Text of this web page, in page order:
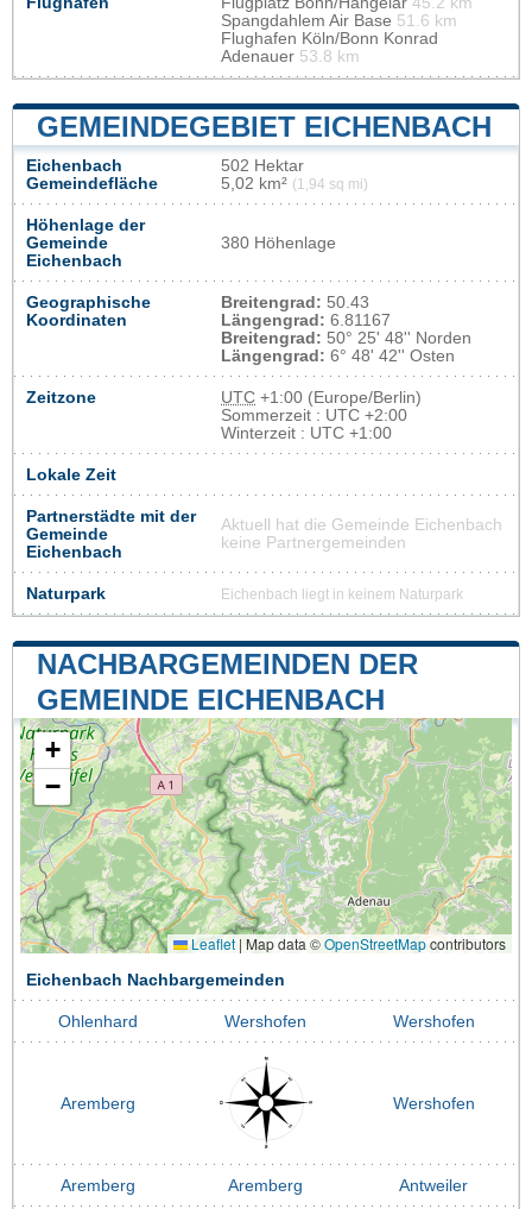
Spangdahlem Air Base 51.6 km
Flughafen Köln/Bonn Konrad
Adenauer 53.8 km
GEMEINDEGEBIET EICHENBACH
Eichenbach
Gemeindefläche
502 Hektar
5,02 km² (1,94 sq mi)
Höhenlage der
Gemeinde
Eichenbach
380 Höhenlage
Geographische
Koordinaten
Breitengrad: 50.43
Längengrad: 6.81167
Breitengrad: 50° 25' 48'' Norden
Längengrad: 6° 48' 42'' Osten
Zeitzone UTC +1:00 (Europe/Berlin)
Sommerzeit : UTC +2:00
Winterzeit : UTC +1:00
Lokale Zeit
Partnerstädte mit der
Gemeinde
Eichenbach
Aktuell hat die Gemeinde Eichenbach
keine Partnergemeinden
Naturpark Eichenbach liegt in keinem Naturpark
NACHBARGEMEINDEN DER
GEMEINDE EICHENBACH
+
−
Leaflet | Map data ©OpenStreetMapcontributors
Eichenbach Nachbargemeinden
Ohlenhard Wershofen Wershofen
Aremberg Wershofen
Aremberg Aremberg Antweiler